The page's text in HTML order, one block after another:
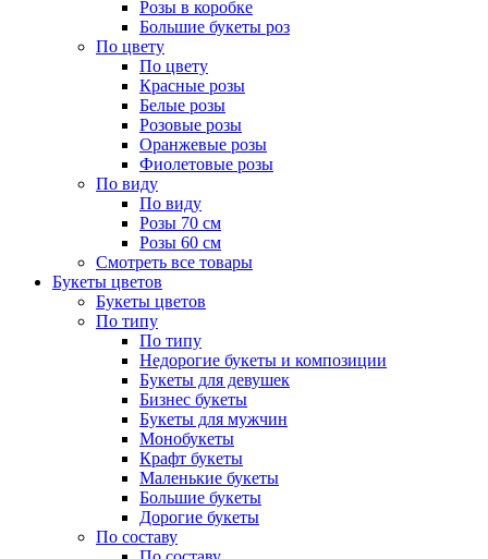
Розы в коробке
Большие букеты роз
По цвету
По цвету
Красные розы
Белые розы
Розовые розы
Оранжевые розы
Фиолетовые розы
По виду
По виду
Розы 70 см
Розы 60 см
Смотреть все товары
Букеты цветов
Букеты цветов
По типу
По типу
Недорогие букеты и композиции
Букеты для девушек
Бизнес букеты
Букеты для мужчин
Монобукеты
Крафт букеты
Маленькие букеты
Большие букеты
Дорогие букеты
По составу